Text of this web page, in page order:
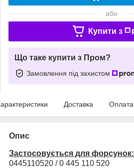
або
Купити з
Що таке купити з Пром?
Замовлення під захистом
Доставка Оплата
Опис
Застосовується для форсунок:
0445110520 / 0 445 110 520